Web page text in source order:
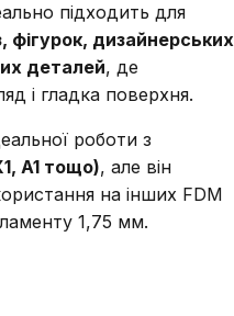
підходить для
дизайнерських
деталей, де
і гладка поверхня.
роботи з
A1 тощо), але він
на інших FDM
1,75 мм.